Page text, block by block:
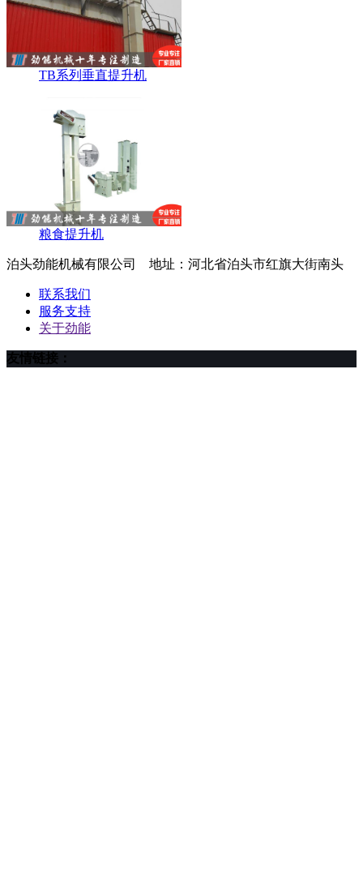
TB系列垂直提升机
粮食提升机
泊头劲能机械有限公司 地址：河北省泊头市红旗大街南头
联系我们
服务支持
关于劲能
友情链接：